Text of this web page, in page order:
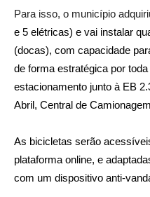
Para isso, o município
e 5 elétricas) e vai instalar
(docas), com capacidade
de forma estratégica por
estacionamento junto à EB
Abril, Central de
As bicicletas serão
plataforma online, e
com um dispositivo anti-